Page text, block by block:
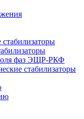
фаз ЭЩР-РКФ
стабилизаторы